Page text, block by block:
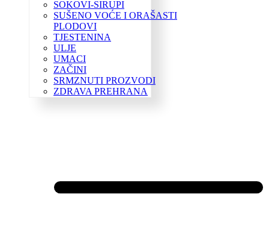
SOKOVI-SIRUPI
SUŠENO VOĆE I ORAŠASTI
PLODOVI
TJESTENINA
ULJE
UMACI
ZAČINI
SRMZNUTI PROZVODI
ZDRAVA PREHRANA